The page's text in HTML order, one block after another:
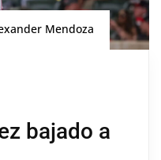
Mendoza
bajado a